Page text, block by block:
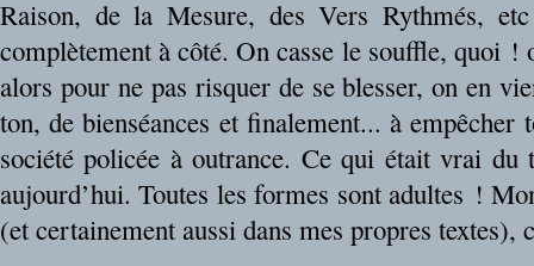
Raison, de la Mesure, des Vers Rythmés,
complètement à côté. On casse le souffle, quoi !
alors pour ne pas risquer de se blesser, on en
ton, de bienséances et finalement... à empêcher
société policée à outrance. Ce qui était vrai du
aujourd’hui. Toutes les formes sont adultes !
(et certainement aussi dans mes propres textes),